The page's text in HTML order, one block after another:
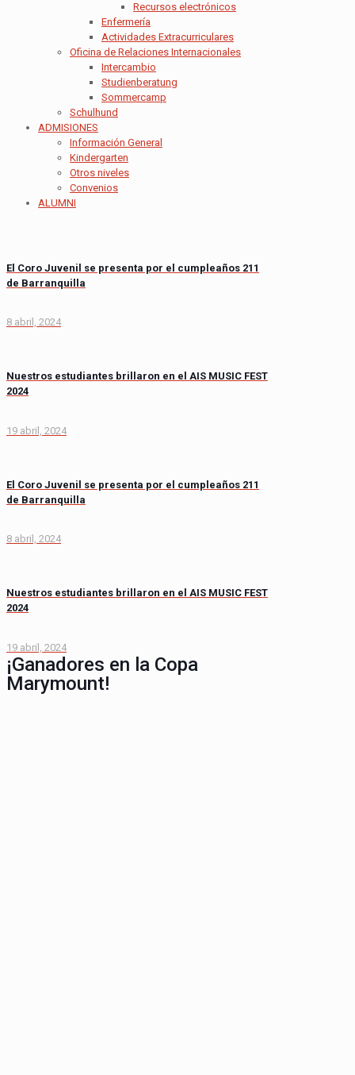
Recursos electrónicos
Enfermería
Actividades Extracurriculares
Oficina de Relaciones Internacionales
Intercambio
Studienberatung
Sommercamp
Schulhund
ADMISIONES
Información General
Kindergarten
Otros niveles
Convenios
ALUMNI
El Coro Juvenil se presenta por el cumpleaños 211
de Barranquilla
8 abril, 2024
Nuestros estudiantes brillaron en el AIS MUSIC FEST
2024
19 abril, 2024
El Coro Juvenil se presenta por el cumpleaños 211
de Barranquilla
8 abril, 2024
Nuestros estudiantes brillaron en el AIS MUSIC FEST
2024
19 abril, 2024
¡Ganadores en la Copa
Marymount!